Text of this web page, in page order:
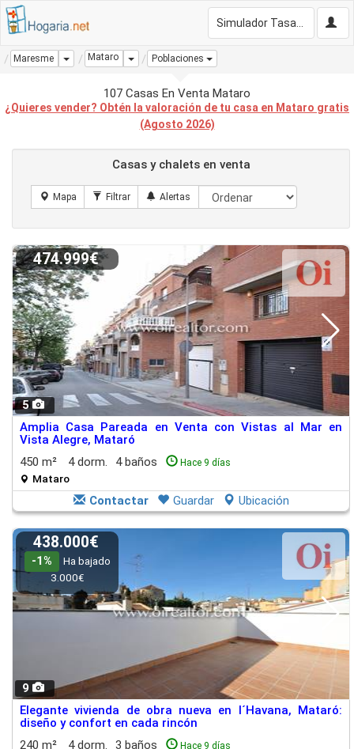
Maresme Dropdown
Mataro Dropdown
Poblaciones
107 Casas En Venta Mataro
¿Quieres vender? Obtén la valoración de tu casa en Mataro gratis
(Agosto 2026)
Casas y chalets en venta
5
474.999€
Amplia Casa Pareada en Venta con Vistas al Mar en
Vista Alegre, Mataró
450 m²
4 dorm. 4 baños Hace 9 días
Mataro
Contactar Guardar Ubicación
9
438.000€
-1%
Ha bajado
3.000€
Elegante vivienda de obra nueva en l´Havana, Mataró:
diseño y confort en cada rincón
240 m²
4 dorm. 3 baños Hace 9 días